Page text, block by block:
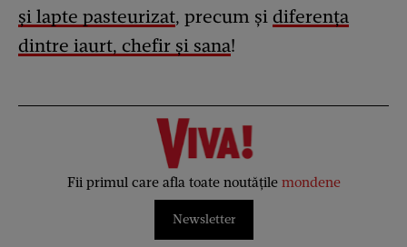
și lapte pasteurizat, precum şi diferenţa
dintre iaurt, chefir şi sana!
Fii primul care afla toate noutățile mondene
Newsletter